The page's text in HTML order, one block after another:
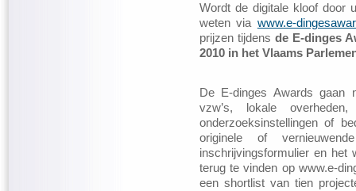
Wordt de digitale kloof door
weten via www.e-
prijzen tijdens de E-dinges
2010 in het Vlaams
De E-dinges Awards gaan
vzw’s, lokale
onderzoeksinstellingen of
originele of
inschrijvingsformulier en het
terug te vinden op www.e-
een shortlist van tien